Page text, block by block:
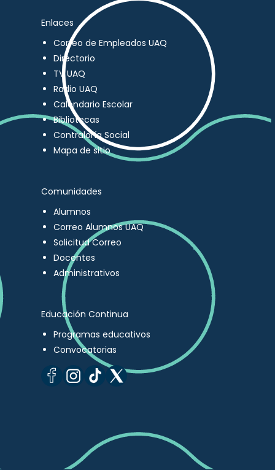
Enlaces
Correo de Empleados UAQ
Directorio
TV UAQ
Radio UAQ
Calendario Escolar
Bibliotecas
Contraloría Social
Mapa de sitio
Comunidades
Alumnos
Correo Alumnos UAQ
Solicitud Correo
Docentes
Administrativos
Educación Continua
Programas educativos
Convocatorias